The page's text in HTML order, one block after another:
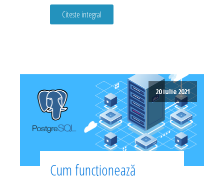
Citeste integral
20 iulie 2021
Cum funcționează